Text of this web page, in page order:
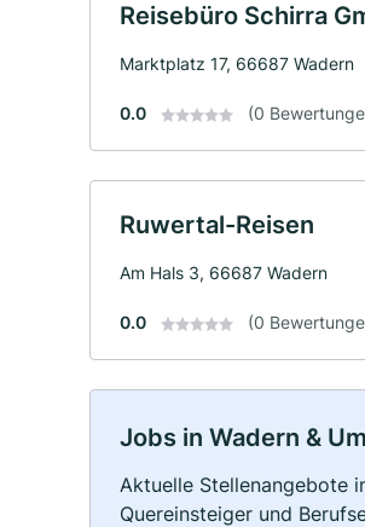
Reisebüro Schirra
Marktplatz 17, 66687 Wadern
0.0 (0
Ruwertal-Reisen
Am Hals 3, 66687 Wadern
0.0 (0
Jobs in Wadern &
Aktuelle Stellenangebote
Quereinsteiger und